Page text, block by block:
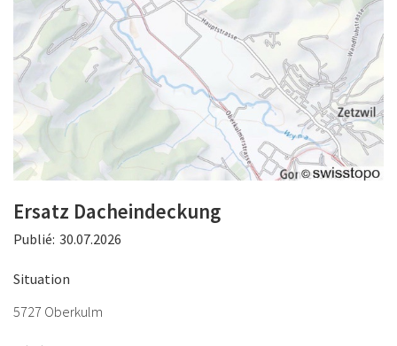
Ersatz Dacheindeckung
Publié: 30.07.2026
Situation
5727 Oberkulm